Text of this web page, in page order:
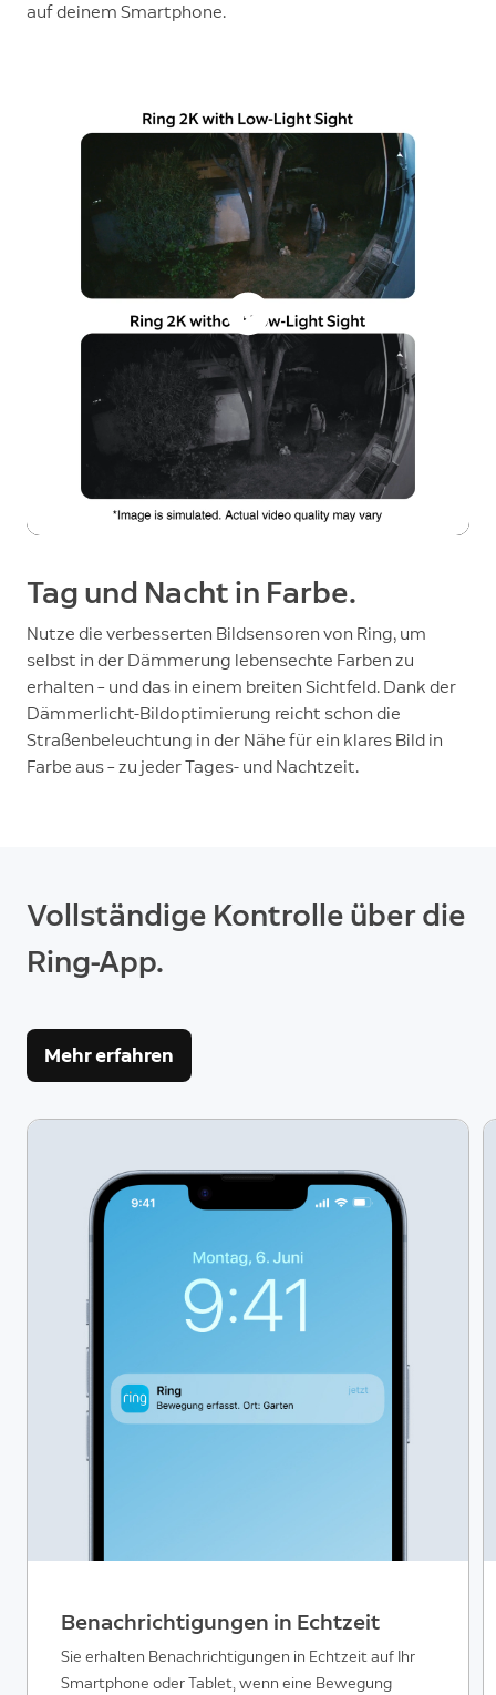
auf deinem Smartphone.
Tag und Nacht in Farbe.
Nutze die verbesserten Bildsensoren von Ring, um
selbst in der Dämmerung lebensechte Farben zu
erhalten – und das in einem breiten Sichtfeld. Dank der
Dämmerlicht-Bildoptimierung reicht schon die
Straßenbeleuchtung in der Nähe für ein klares Bild in
Farbe aus – zu jeder Tages- und Nachtzeit.
Vollständige Kontrolle über die
Ring-App.
Mehr erfahren
Benachrichtigungen in Echtzeit
Sie erhalten Benachrichtigungen in Echtzeit auf Ihr
Smartphone oder Tablet, wenn eine Bewegung